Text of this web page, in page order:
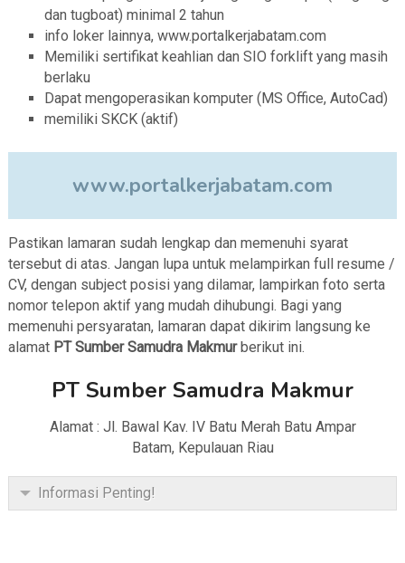
dan tugboat) minimal 2 tahun
info loker lainnya, www.portalkerjabatam.com
Memiliki sertifikat keahlian dan SIO forklift yang masih
berlaku
Dapat mengoperasikan komputer (MS Office, AutoCad)
memiliki SKCK (aktif)
www.portalkerjabatam.com
Pastikan lamaran sudah lengkap dan memenuhi syarat
tersebut di atas. Jangan lupa untuk melampirkan full resume /
CV, dengan subject posisi yang dilamar, lampirkan foto serta
nomor telepon aktif yang mudah dihubungi. Bagi yang
memenuhi persyaratan, lamaran dapat dikirim langsung ke
alamat PT Sumber Samudra Makmur berikut ini.
PT Sumber Samudra Makmur
Alamat : Jl. Bawal Kav. IV Batu Merah Batu Ampar
Batam, Kepulauan Riau
Informasi Penting!